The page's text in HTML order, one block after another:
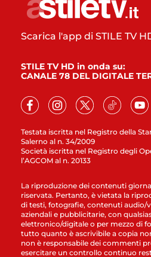
Testata iscritta nel Registro della
Salerno al n. 34/2009
Società iscritta nel Registro degli
l’AGCOM al n. 20133
Scarica l'app di STILE TV
STILE TV HD in onda su:
CANALE 78 DEL DIGITALE
La riproduzione dei contenuti
riservata. Pertanto, è vietata la
di testi, fotografie, contenuti audio/
aziendali e pubblicitarie, con
elettronico/digitale o per mezzo di
tutto quanto è ascrivibile a copia
non è responsabile dei commenti
esercitare un controllo continuo